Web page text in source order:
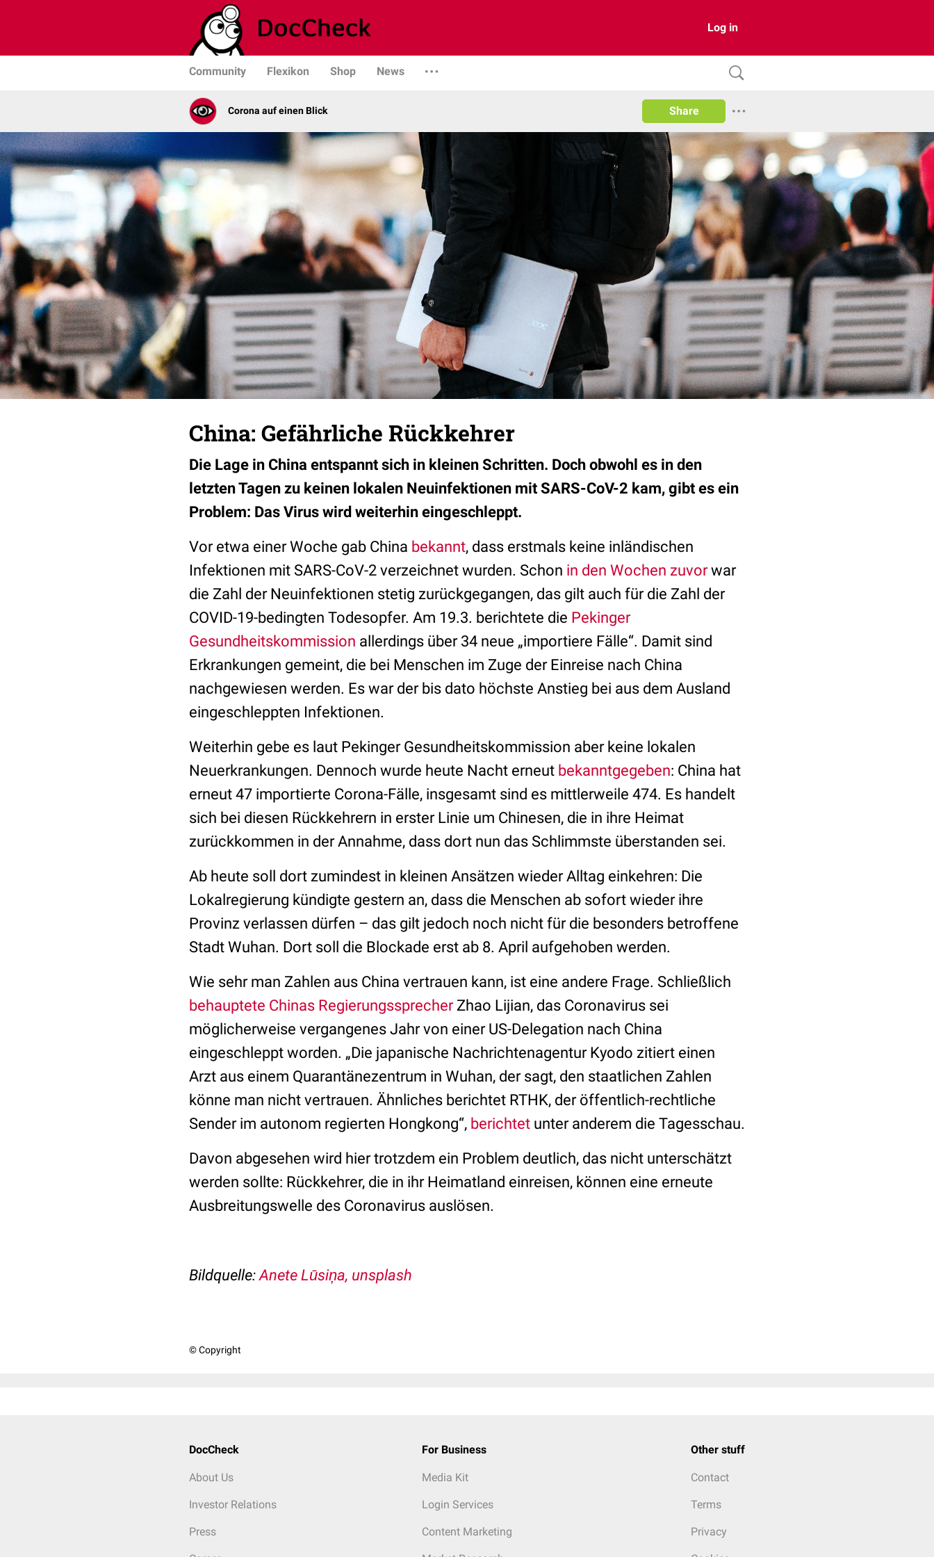
Log in
Community Flexikon Shop News
Corona auf einen Blick Share
China: Gefährliche Rückkehrer
Die Lage in China entspannt sich in kleinen Schritten. Doch obwohl es in den
letzten Tagen zu keinen lokalen Neuinfektionen mit SARS-CoV-2 kam, gibt es ein
Problem: Das Virus wird weiterhin eingeschleppt.
Vor etwa einer Woche gab China bekannt, dass erstmals keine inländischen
Infektionen mit SARS-CoV-2 verzeichnet wurden. Schon in den Wochen zuvorwar
die Zahl der Neuinfektionen stetig zurückgegangen, das gilt auch für die Zahl der
COVID-19-bedingten Todesopfer. Am 19.3. berichtete die Pekinger
Gesundheitskommission allerdings über 34 neue „importiere Fälle“. Damit sind
Erkrankungen gemeint, die bei Menschen im Zuge der Einreise nach China
nachgewiesen werden. Es war der bis dato höchste Anstieg bei aus dem Ausland
eingeschleppten Infektionen.
Weiterhin gebe es laut Pekinger Gesundheitskommission aber keine lokalen
Neuerkrankungen. Dennoch wurde heute Nacht erneut bekanntgegeben: China hat
erneut 47 importierte Corona-Fälle, insgesamt sind es mittlerweile 474. Es handelt
sich bei diesen Rückkehrern in erster Linie um Chinesen, die in ihre Heimat
zurückkommen in der Annahme, dass dort nun das Schlimmste überstanden sei.
Ab heute soll dort zumindest in kleinen Ansätzen wieder Alltag einkehren: Die
Lokalregierung kündigte gestern an, dass die Menschen ab sofort wieder ihre
Provinz verlassen dürfen – das gilt jedoch noch nicht für die besonders betroffene
Stadt Wuhan. Dort soll die Blockade erst ab 8. April aufgehoben werden.
Wie sehr man Zahlen aus China vertrauen kann, ist eine andere Frage. Schließlich
behauptete Chinas RegierungssprecherZhao Lijian, das Coronavirus sei
möglicherweise vergangenes Jahr von einer US-Delegation nach China
eingeschleppt worden. „Die japanische Nachrichtenagentur Kyodo zitiert einen
Arzt aus einem Quarantänezentrum in Wuhan, der sagt, den staatlichen Zahlen
könne man nicht vertrauen. Ähnliches berichtet RTHK, der öffentlich-rechtliche
Sender im autonom regierten Hongkong“, berichtet unter anderem die Tagesschau.
Davon abgesehen wird hier trotzdem ein Problem deutlich, das nicht unterschätzt
werden sollte: Rückkehrer, die in ihr Heimatland einreisen, können eine erneute
Ausbreitungswelle des Coronavirus auslösen.
Bildquelle:Anete Lūsiņa, unsplash
© Copyright
DocCheck
About Us
Investor Relations
Press
For Business
Media Kit
Login Services
Content Marketing
Other stuff
Contact
Terms
Privacy